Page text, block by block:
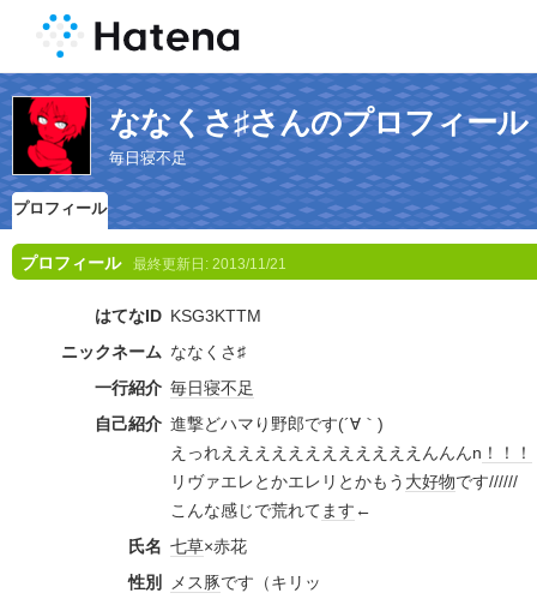
ななくさ♯さんのプロフィール
毎日寝不足
プロフィール
プロフィール 最終更新日: 2013/11/21
はてなID KSG3KTTM
ニックネーム ななくさ♯
一行紹介 毎日寝不足
自己紹介 進撃どハマり野郎です(´∀｀)
えっれええええええええええええんんんn ！！！
リヴァエレとかエレリとかもう 大好物です//////
こんな感じで荒れてます ←
氏名 七草×赤花
性別
メス豚です（キリッ